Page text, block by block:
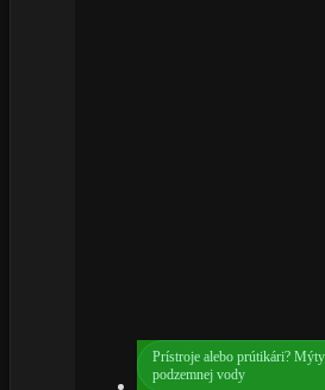
Prístroje alebo prútikári?
podzemnej vody